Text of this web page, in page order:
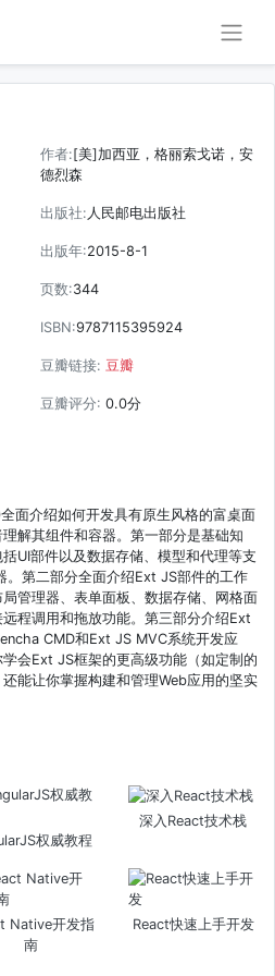
作者:[美]加西亚，格丽索戈诺，安
德烈森
出版社: 人民邮电出版社
出版年:2015-8-1
页数:344
ISBN:9787115395924
豆瓣链接: 豆瓣
豆瓣评分: 0.0分
面介绍如何开发具有原生风格的富桌面
解其组件和容器。第一部分是基础知
UI部件以及数据存储、模型和代理等支
。第二部分全面介绍Ext JS部件的工作
管理器、表单面板、数据存储、网格面
程调用和拖放功能。第三部分介绍Ext
CMD和Ext JS MVC系统开发应
会Ext JS框架的更高级功能（如定制的
能让你掌握构建和管理Web应用的坚实
权威教程
深入React技术栈
Native开发指
南
React快速上手开发